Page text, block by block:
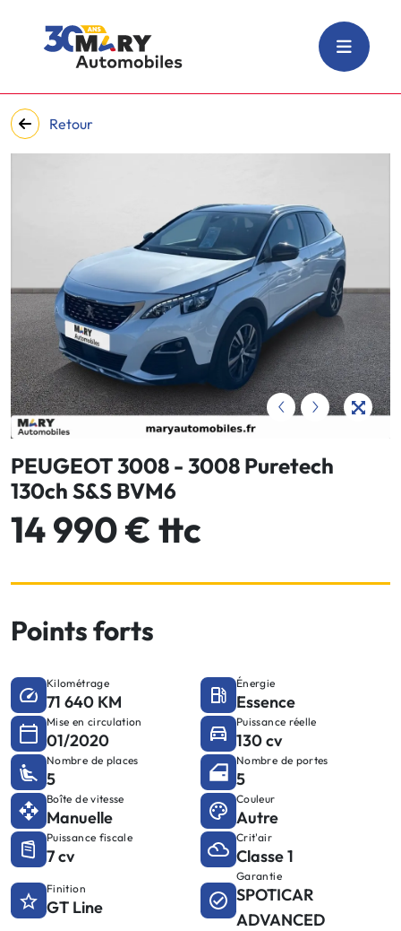
Retour
‹ ›
PEUGEOT 3008 - 3008 Puretech
130ch S&S BVM6
14 990 € ttc
Points forts
Kilométrage
71 640 KM
Énergie
Essence
Mise en circulation
01/2020
Puissance réelle
130 cv
Nombre de places
5
Nombre de portes
5
Boîte de vitesse
Manuelle
Couleur
Autre
Puissance fiscale
7 cv
Crit'air
Classe 1
Finition
GT Line
Garantie
SPOTICAR
ADVANCED